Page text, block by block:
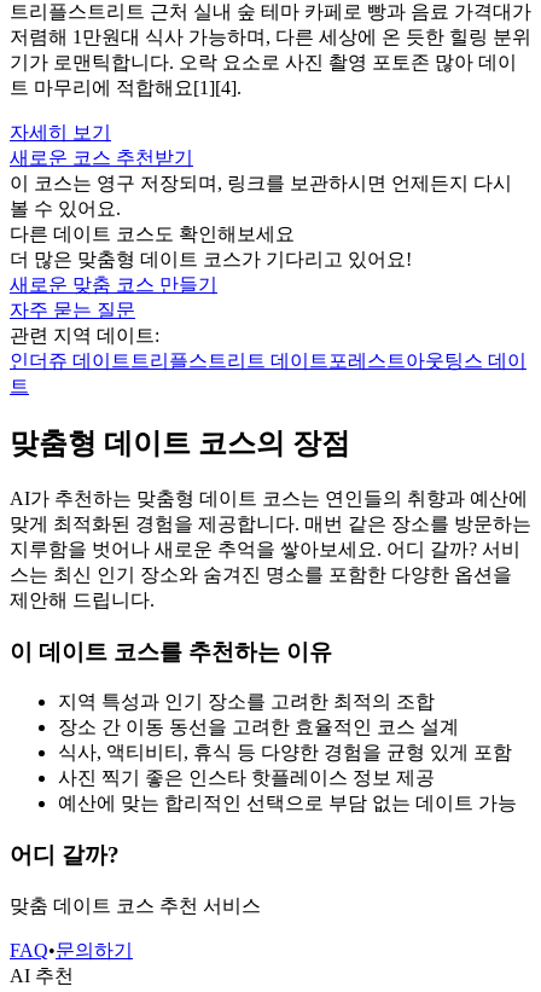
트리플스트리트 근처 실내 숲 테마 카페로 빵과 음료 가격대가
저렴해 1만원대 식사 가능하며, 다른 세상에 온 듯한 힐링 분위
기가 로맨틱합니다. 오락 요소로 사진 촬영 포토존 많아 데이
트 마무리에 적합해요[1][4].
자세히 보기
새로운 코스 추천받기
이 코스는 영구 저장되며, 링크를 보관하시면 언제든지 다시
볼 수 있어요.
다른 데이트 코스도 확인해보세요
더 많은 맞춤형 데이트 코스가 기다리고 있어요!
새로운 맞춤 코스 만들기
자주 묻는 질문
관련 지역 데이트:
인더쥬 데이트 트리플스트리트 데이트 포레스트아웃팅스 데이
트
맞춤형 데이트 코스의 장점
AI가 추천하는 맞춤형 데이트 코스는 연인들의 취향과 예산에
맞게 최적화된 경험을 제공합니다. 매번 같은 장소를 방문하는
지루함을 벗어나 새로운 추억을 쌓아보세요. 어디 갈까? 서비
스는 최신 인기 장소와 숨겨진 명소를 포함한 다양한 옵션을
제안해 드립니다.
이 데이트 코스를 추천하는 이유
지역 특성과 인기 장소를 고려한 최적의 조합
장소 간 이동 동선을 고려한 효율적인 코스 설계
식사, 액티비티, 휴식 등 다양한 경험을 균형 있게 포함
사진 찍기 좋은 인스타 핫플레이스 정보 제공
예산에 맞는 합리적인 선택으로 부담 없는 데이트 가능
어디 갈까?
맞춤 데이트 코스 추천 서비스
FAQ•문의하기
AI 추천